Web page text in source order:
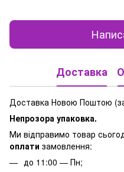
Доставка
Доставка Новою Поштою
Непрозора упаковка.
Ми відправимо товар
оплати замовлення:
до 11:00 — Пн;